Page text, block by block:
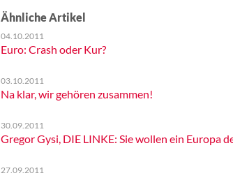
Ähnliche Artikel
04.10.2011
Euro: Crash oder Kur?
03.10.2011
Na klar, wir gehören zusammen!
30.09.2011
Gregor Gysi, DIE LINKE: Sie wollen ein Europa
27.09.2011